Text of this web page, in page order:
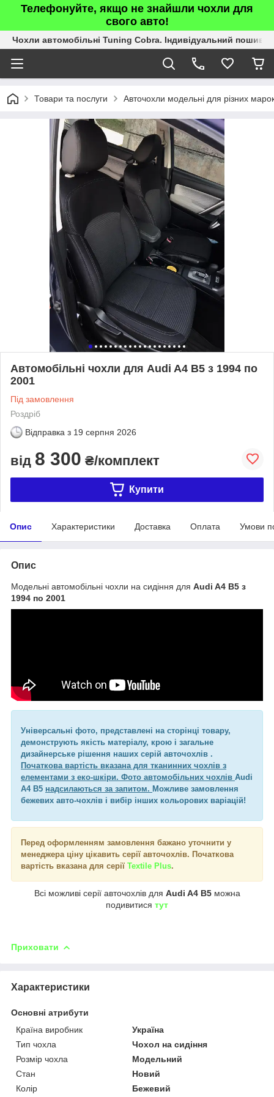
Телефонуйте, якщо не знайшли чохли для
свого авто!
Чохли автомобільні Tuning Cobra. Індивідуальний пошив.
Товари та послуги Авточохли модельні для різних
Автомобільні чохли для Audi A4 B5 з 1994 по
2001
Під замовлення
Роздріб
Відправка з 19 серпня 2026
від 8 300 ₴/комплект
Купити
Опис Характеристики Доставка Оплата Умови
Опис
Модельні автомобільні чохли на сидіння для Audi A4 B5 з
1994 по 2001
Універсальні фото, представлені на сторінці товару,
демонструють якість матеріалу, крою і загальне
дизайнерське рішення наших серій авточохлів .
Початкова вартість вказана для тканинних чохлів з
елементами з еко-шкіри. Фото автомобільних чохлів Audi
A4 B5 надсилаються за запитом. Можливе замовлення
бежевих авто-чохлів і вибір інших кольорових варіацій!
Перед оформленням замовлення бажано уточнити у
менеджера ціну цікавить серії авточохлів. Початкова
вартість вказана для серії Textile Plus.
Всі можливі серії авточохлів для Audi A4 B5 можна
подивитися тут
Приховати
Характеристики
Основні атрибути
Країна виробник
Україна
Тип чохла
Чохол на сидіння
Розмір чохла
Модельний
Стан
Новий
Колір
Бежевий